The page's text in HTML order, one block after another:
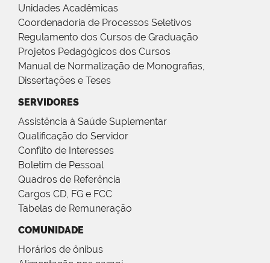
Unidades Acadêmicas
Coordenadoria de Processos Seletivos
Regulamento dos Cursos de Graduação
Projetos Pedagógicos dos Cursos
Manual de Normalização de Monografias,
Dissertações e Teses
SERVIDORES
Assistência à Saúde Suplementar
Qualificação do Servidor
Conflito de Interesses
Boletim de Pessoal
Quadros de Referência
Cargos CD, FG e FCC
Tabelas de Remuneração
COMUNIDADE
Horários de ônibus